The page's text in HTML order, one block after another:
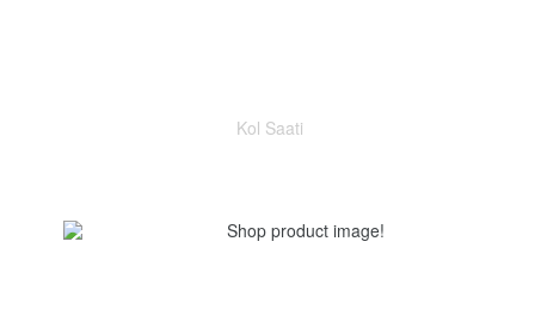
Kol Saati